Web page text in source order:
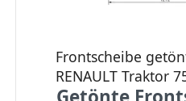
Frontscheibe
RENAULT Traktor